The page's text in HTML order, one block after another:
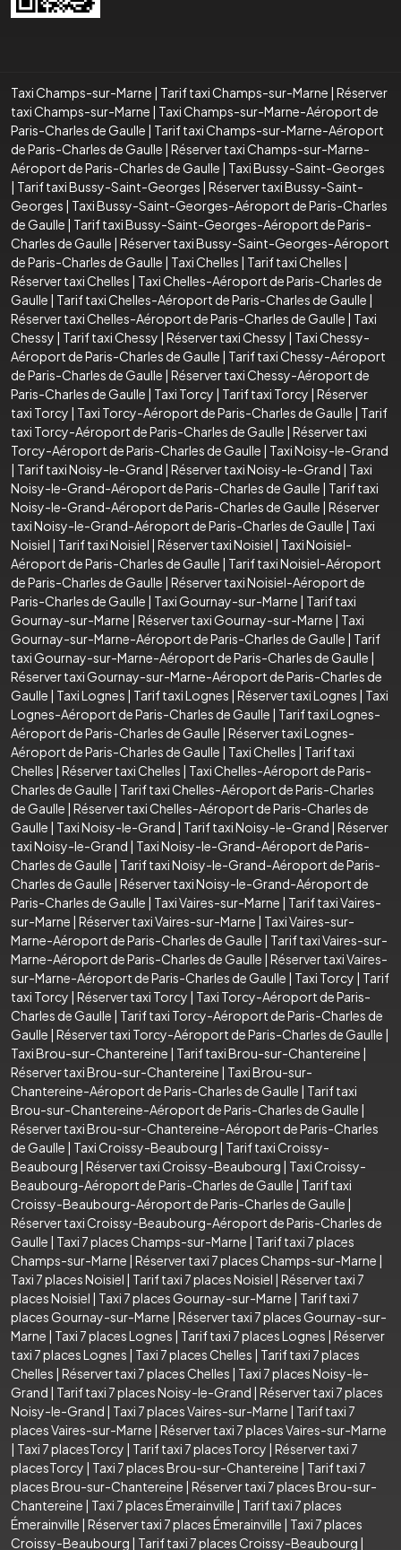
Taxi Champs-sur-Marne | Tarif taxi Champs-sur-Marne | Réserver
taxi Champs-sur-Marne | Taxi Champs-sur-Marne-Aéroport de
Paris-Charles de Gaulle | Tarif taxi Champs-sur-Marne-Aéroport
de Paris-Charles de Gaulle | Réserver taxi Champs-sur-Marne-
Aéroport de Paris-Charles de Gaulle | Taxi Bussy-Saint-Georges
| Tarif taxi Bussy-Saint-Georges | Réserver taxi Bussy-Saint-
Georges | Taxi Bussy-Saint-Georges-Aéroport de Paris-Charles
de Gaulle | Tarif taxi Bussy-Saint-Georges-Aéroport de Paris-
Charles de Gaulle | Réserver taxi Bussy-Saint-Georges-Aéroport
de Paris-Charles de Gaulle | Taxi Chelles | Tarif taxi Chelles |
Réserver taxi Chelles | Taxi Chelles-Aéroport de Paris-Charles de
Gaulle | Tarif taxi Chelles-Aéroport de Paris-Charles de Gaulle |
Réserver taxi Chelles-Aéroport de Paris-Charles de Gaulle | Taxi
Chessy | Tarif taxi Chessy | Réserver taxi Chessy | Taxi Chessy-
Aéroport de Paris-Charles de Gaulle | Tarif taxi Chessy-Aéroport
de Paris-Charles de Gaulle | Réserver taxi Chessy-Aéroport de
Paris-Charles de Gaulle | Taxi Torcy | Tarif taxi Torcy | Réserver
taxi Torcy | Taxi Torcy-Aéroport de Paris-Charles de Gaulle | Tarif
taxi Torcy-Aéroport de Paris-Charles de Gaulle | Réserver taxi
Torcy-Aéroport de Paris-Charles de Gaulle | Taxi Noisy-le-Grand
| Tarif taxi Noisy-le-Grand | Réserver taxi Noisy-le-Grand | Taxi
Noisy-le-Grand-Aéroport de Paris-Charles de Gaulle | Tarif taxi
Noisy-le-Grand-Aéroport de Paris-Charles de Gaulle | Réserver
taxi Noisy-le-Grand-Aéroport de Paris-Charles de Gaulle | Taxi
Noisiel | Tarif taxi Noisiel | Réserver taxi Noisiel | Taxi Noisiel-
Aéroport de Paris-Charles de Gaulle | Tarif taxi Noisiel-Aéroport
de Paris-Charles de Gaulle | Réserver taxi Noisiel-Aéroport de
Paris-Charles de Gaulle | Taxi Gournay-sur-Marne | Tarif taxi
Gournay-sur-Marne | Réserver taxi Gournay-sur-Marne | Taxi
Gournay-sur-Marne-Aéroport de Paris-Charles de Gaulle | Tarif
taxi Gournay-sur-Marne-Aéroport de Paris-Charles de Gaulle |
Réserver taxi Gournay-sur-Marne-Aéroport de Paris-Charles de
Gaulle | Taxi Lognes | Tarif taxi Lognes | Réserver taxi Lognes | Taxi
Lognes-Aéroport de Paris-Charles de Gaulle | Tarif taxi Lognes-
Aéroport de Paris-Charles de Gaulle | Réserver taxi Lognes-
Aéroport de Paris-Charles de Gaulle | Taxi Chelles | Tarif taxi
Chelles | Réserver taxi Chelles | Taxi Chelles-Aéroport de Paris-
Charles de Gaulle | Tarif taxi Chelles-Aéroport de Paris-Charles
de Gaulle | Réserver taxi Chelles-Aéroport de Paris-Charles de
Gaulle | Taxi Noisy-le-Grand | Tarif taxi Noisy-le-Grand | Réserver
taxi Noisy-le-Grand | Taxi Noisy-le-Grand-Aéroport de Paris-
Charles de Gaulle | Tarif taxi Noisy-le-Grand-Aéroport de Paris-
Charles de Gaulle | Réserver taxi Noisy-le-Grand-Aéroport de
Paris-Charles de Gaulle | Taxi Vaires-sur-Marne | Tarif taxi Vaires-
sur-Marne | Réserver taxi Vaires-sur-Marne | Taxi Vaires-sur-
Marne-Aéroport de Paris-Charles de Gaulle | Tarif taxi Vaires-sur-
Marne-Aéroport de Paris-Charles de Gaulle | Réserver taxi Vaires-
sur-Marne-Aéroport de Paris-Charles de Gaulle | Taxi Torcy | Tarif
taxi Torcy | Réserver taxi Torcy | Taxi Torcy-Aéroport de Paris-
Charles de Gaulle | Tarif taxi Torcy-Aéroport de Paris-Charles de
Gaulle | Réserver taxi Torcy-Aéroport de Paris-Charles de Gaulle |
Taxi Brou-sur-Chantereine | Tarif taxi Brou-sur-Chantereine |
Réserver taxi Brou-sur-Chantereine | Taxi Brou-sur-
Chantereine-Aéroport de Paris-Charles de Gaulle | Tarif taxi
Brou-sur-Chantereine-Aéroport de Paris-Charles de Gaulle |
Réserver taxi Brou-sur-Chantereine-Aéroport de Paris-Charles
de Gaulle | Taxi Croissy-Beaubourg | Tarif taxi Croissy-
Beaubourg | Réserver taxi Croissy-Beaubourg | Taxi Croissy-
Beaubourg-Aéroport de Paris-Charles de Gaulle | Tarif taxi
Croissy-Beaubourg-Aéroport de Paris-Charles de Gaulle |
Réserver taxi Croissy-Beaubourg-Aéroport de Paris-Charles de
Gaulle | Taxi 7 places Champs-sur-Marne | Tarif taxi 7 places
Champs-sur-Marne | Réserver taxi 7 places Champs-sur-Marne |
Taxi 7 places Noisiel | Tarif taxi 7 places Noisiel | Réserver taxi 7
places Noisiel | Taxi 7 places Gournay-sur-Marne | Tarif taxi 7
places Gournay-sur-Marne | Réserver taxi 7 places Gournay-sur-
Marne | Taxi 7 places Lognes | Tarif taxi 7 places Lognes | Réserver
taxi 7 places Lognes | Taxi 7 places Chelles | Tarif taxi 7 places
Chelles | Réserver taxi 7 places Chelles | Taxi 7 places Noisy-le-
Grand | Tarif taxi 7 places Noisy-le-Grand | Réserver taxi 7 places
Noisy-le-Grand | Taxi 7 places Vaires-sur-Marne | Tarif taxi 7
places Vaires-sur-Marne | Réserver taxi 7 places Vaires-sur-Marne
| Taxi 7 placesTorcy | Tarif taxi 7 placesTorcy | Réserver taxi 7
placesTorcy | Taxi 7 places Brou-sur-Chantereine | Tarif taxi 7
places Brou-sur-Chantereine | Réserver taxi 7 places Brou-sur-
Chantereine | Taxi 7 places Émerainville | Tarif taxi 7 places
Émerainville | Réserver taxi 7 places Émerainville | Taxi 7 places
Croissy-Beaubourg | Tarif taxi 7 places Croissy-Beaubourg |